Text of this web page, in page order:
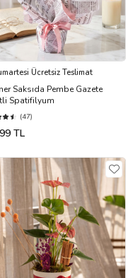
Ücretsiz Teslimat
Saksıda Pembe Gazete
Spatifilyum
(47)
TL